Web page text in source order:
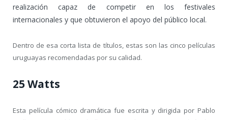
realización capaz de competir en los festivales
internacionales y que obtuvieron el apoyo del público local.
Dentro de esa corta lista de títulos, estas son las cinco películas
uruguayas recomendadas por su calidad.
25 Watts
Esta película cómico dramática fue escrita y dirigida por Pablo